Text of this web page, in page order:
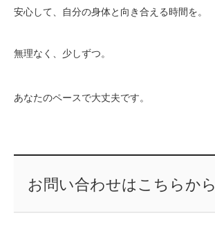
安心して、自分の身体と向き合える時間を。
無理なく、少しずつ。
あなたのペースで大丈夫です。
お問い合わせはこちらから